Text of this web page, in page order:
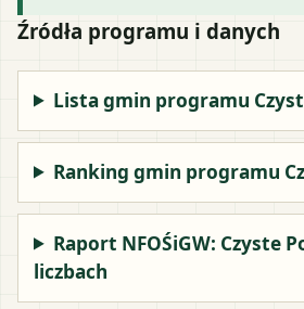
Źródła programu i danych
Lista gmin programu
Ranking gmin programu
Raport NFOŚiGW: Czyste
liczbach